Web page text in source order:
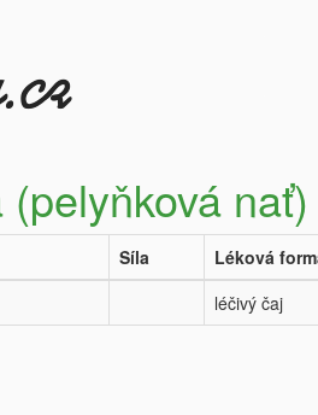
nať)
Síla Léková
léčivý čaj